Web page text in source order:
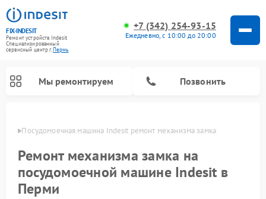
FIX-INDESIT
Ремонт устройств Indesit
Специализированный
cервисный центр г.Пермь
+7 (342) 254-93-15
Ежедневно, с 10:00 до 20:00
Мы ремонтируем Позвонить
Посудомоечная машина Indesit ремонт механизма замка
Ремонт механизма замка на
посудомоечной машине Indesit в
Перми